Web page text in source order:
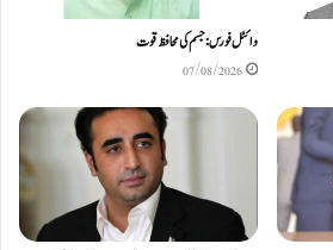
وائٹل فورس: جسم کی محافظ قوت
07/08/2026